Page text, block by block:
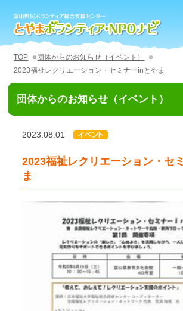
TOP
団体からのお知らせ（イベント）
2023福祉レクリエーション・セミナーinとやま
団体からのお知らせ（イベント）
2023.08.01
2023福祉レクリエーション・セ
ま